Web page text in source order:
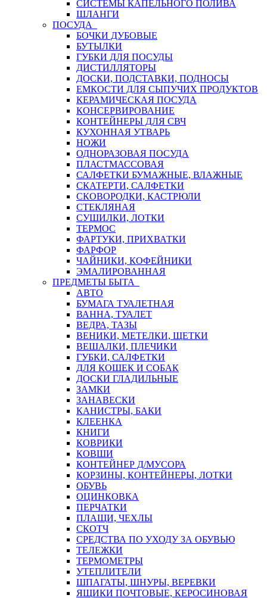
СИСТЕМЫ КАПЕЛЬНОГО ПОЛИВА
ШЛАНГИ
ПОСУДА
БОЧКИ ДУБОВЫЕ
БУТЫЛКИ
ГУБКИ ДЛЯ ПОСУДЫ
ДИСТИЛЛЯТОРЫ
ДОСКИ, ПОДСТАВКИ, ПОДНОСЫ
ЕМКОСТИ ДЛЯ СЫПУЧИХ ПРОДУКТОВ
КЕРАМИЧЕСКАЯ ПОСУДА
КОНСЕРВИРОВАНИЕ
КОНТЕЙНЕРЫ ДЛЯ СВЧ
КУХОННАЯ УТВАРЬ
НОЖИ
ОДНОРАЗОВАЯ ПОСУДА
ПЛАСТМАССОВАЯ
САЛФЕТКИ БУМАЖНЫЕ, ВЛАЖНЫЕ
СКАТЕРТИ, САЛФЕТКИ
СКОВОРОДКИ, КАСТРЮЛИ
СТЕКЛЯНАЯ
СУШИЛКИ, ЛОТКИ
ТЕРМОС
ФАРТУКИ, ПРИХВАТКИ
ФАРФОР
ЧАЙНИКИ, КОФЕЙНИКИ
ЭМАЛИРОВАННАЯ
ПРЕДМЕТЫ БЫТА
АВТО
БУМАГА ТУАЛЕТНАЯ
ВАННА, ТУАЛЕТ
ВЕДРА, ТАЗЫ
ВЕНИКИ, МЕТЕЛКИ, ЩЕТКИ
ВЕШАЛКИ, ПЛЕЧИКИ
ГУБКИ, САЛФЕТКИ
ДЛЯ КОШЕК И СОБАК
ДОСКИ ГЛАДИЛЬНЫЕ
ЗАМКИ
ЗАНАВЕСКИ
КАНИСТРЫ, БАКИ
КЛЕЕНКА
КНИГИ
КОВРИКИ
КОВШИ
КОНТЕЙНЕР Д/МУСОРА
КОРЗИНЫ, КОНТЕЙНЕРЫ, ЛОТКИ
ОБУВЬ
ОЦИНКОВКА
ПЕРЧАТКИ
ПЛАЩИ, ЧЕХЛЫ
СКОТЧ
СРЕДСТВА ПО УХОДУ ЗА ОБУВЬЮ
ТЕЛЕЖКИ
ТЕРМОМЕТРЫ
УТЕПЛИТЕЛИ
ШПАГАТЫ, ШНУРЫ, ВЕРЕВКИ
ЯЩИКИ ПОЧТОВЫЕ, КЕРОСИНОВАЯ